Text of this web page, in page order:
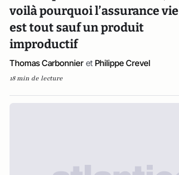
voilà pourquoi l’assurance vie
est tout sauf un produit
improductif
Thomas Carbonnier et Philippe Crevel
18 min de lecture